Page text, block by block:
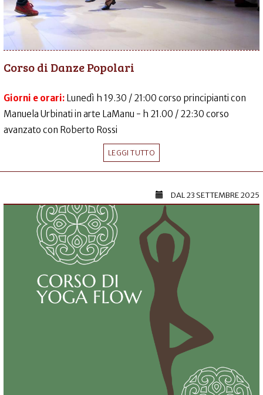
Corso di Danze Popolari
Giorni e orari: Lunedì h 19.30 / 21:00 corso principianti con
Manuela Urbinati in arte LaManu - h 21.00 / 22:30 corso
avanzato con Roberto Rossi
LEGGI TUTTO
DAL23 SETTEMBRE 2025